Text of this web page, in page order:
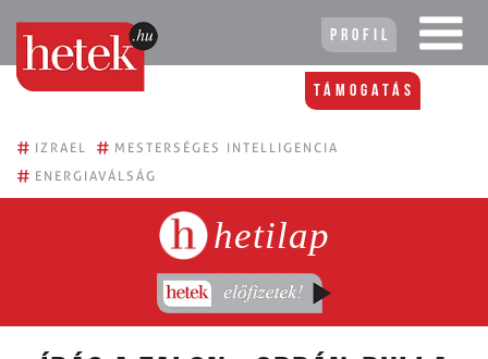
Profil
Támogatás
# IZRAEL # MESTERSÉGES INTELLIGENCIA
# ENERGIAVÁLSÁG
hetilap